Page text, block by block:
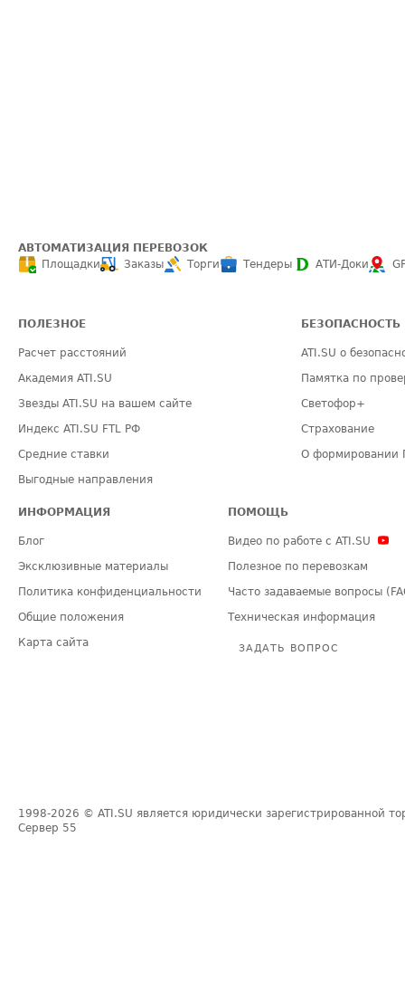
АВТОМАТИЗАЦИЯ ПЕРЕВОЗОК
Площадки
Заказы Торги Тендеры АТИ-Доки
ПОЛЕЗНОЕ
Расчет расстояний
Академия ATI.SU
Звезды ATI.SU на вашем сайте
Индекс ATI.SU FTL РФ
Средние ставки
Выгодные направления
БЕЗОПАСНОСТЬ
ATI.SU о
Памятка по
Светофор+
Страхование
О формировании
ИНФОРМАЦИЯ
Блог
Эксклюзивные материалы
Политика конфиденциальности
Общие положения
Карта сайта
ПОМОЩЬ
Видео по работе с ATI.SU
Полезное по перевозкам
Часто задаваемые вопросы
Техническая информация
ЗАДАТЬ ВОПРОС
1998-2026 © ATI.SU является юридически зарегистрированной
Сервер 55